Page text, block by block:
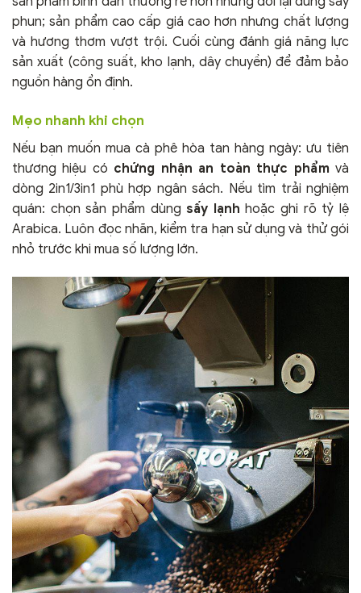
phun; sản phẩm cao cấp giá cao hơn nhưng chất lượng
và hương thơm vượt trội. Cuối cùng đánh giá năng lực
sản xuất (công suất, kho lạnh, dây chuyền) để đảm bảo
nguồn hàng ổn định.
Mẹo nhanh khi chọn
Nếu bạn muốn mua cà phê hòa tan hàng ngày: ưu tiên
thương hiệu có chứng nhận an toàn thực phẩm và
dòng 2in1/3in1 phù hợp ngân sách. Nếu tìm trải nghiệm
quán: chọn sản phẩm dùngsấy lạnh hoặc ghi rõ tỷ lệ
Arabica. Luôn đọc nhãn, kiểm tra hạn sử dụng và thử gói
nhỏ trước khi mua số lượng lớn.